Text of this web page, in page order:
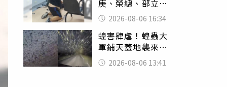
庚、榮總、部立醫
院都受害 「醫療
暴力男」離譜紀錄
曝光
2026-08-06 16:34
蝗害肆虐！蝗蟲大
軍鋪天蓋地襲來宛
如末日 網驚：聖
經十災
2026-08-06 13:41